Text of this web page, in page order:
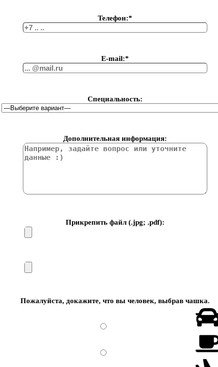
Телефон:*
Е-mail:*
Специальность:
Дополнительная информация:
Прикрепить файл (.jpg; .pdf):
Пожалуйста, докажите, что вы человек, выбравчашка.